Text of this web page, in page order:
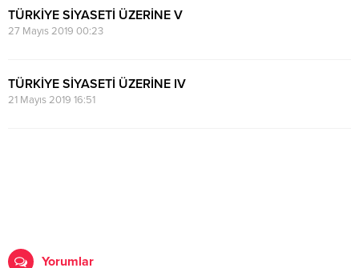
TÜRKİYE SİYASETİ ÜZERİNE V
27 Mayıs 2019 00:23
TÜRKİYE SİYASETİ ÜZERİNE IV
21 Mayıs 2019 16:51
Yorumlar